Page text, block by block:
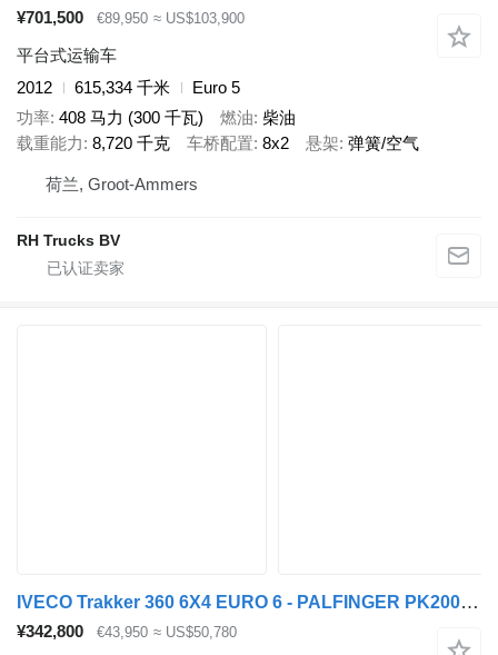
¥701,500 €89,950 ≈ US$103,900
平台式运输车
2012
615,334 千米
Euro 5
功率 408 马力 (300 千瓦) 燃油 柴油
载重能力 8,720 千克 车桥配置 8x2 悬架 弹簧/空气
荷兰, Groot-Ammers
RH Trucks BV
IVECO Trakker 360 6X4 EURO 6 - PALFINGER PK20001 K + REMOTE CONTROL
¥342,800 €43,950 ≈ US$50,780